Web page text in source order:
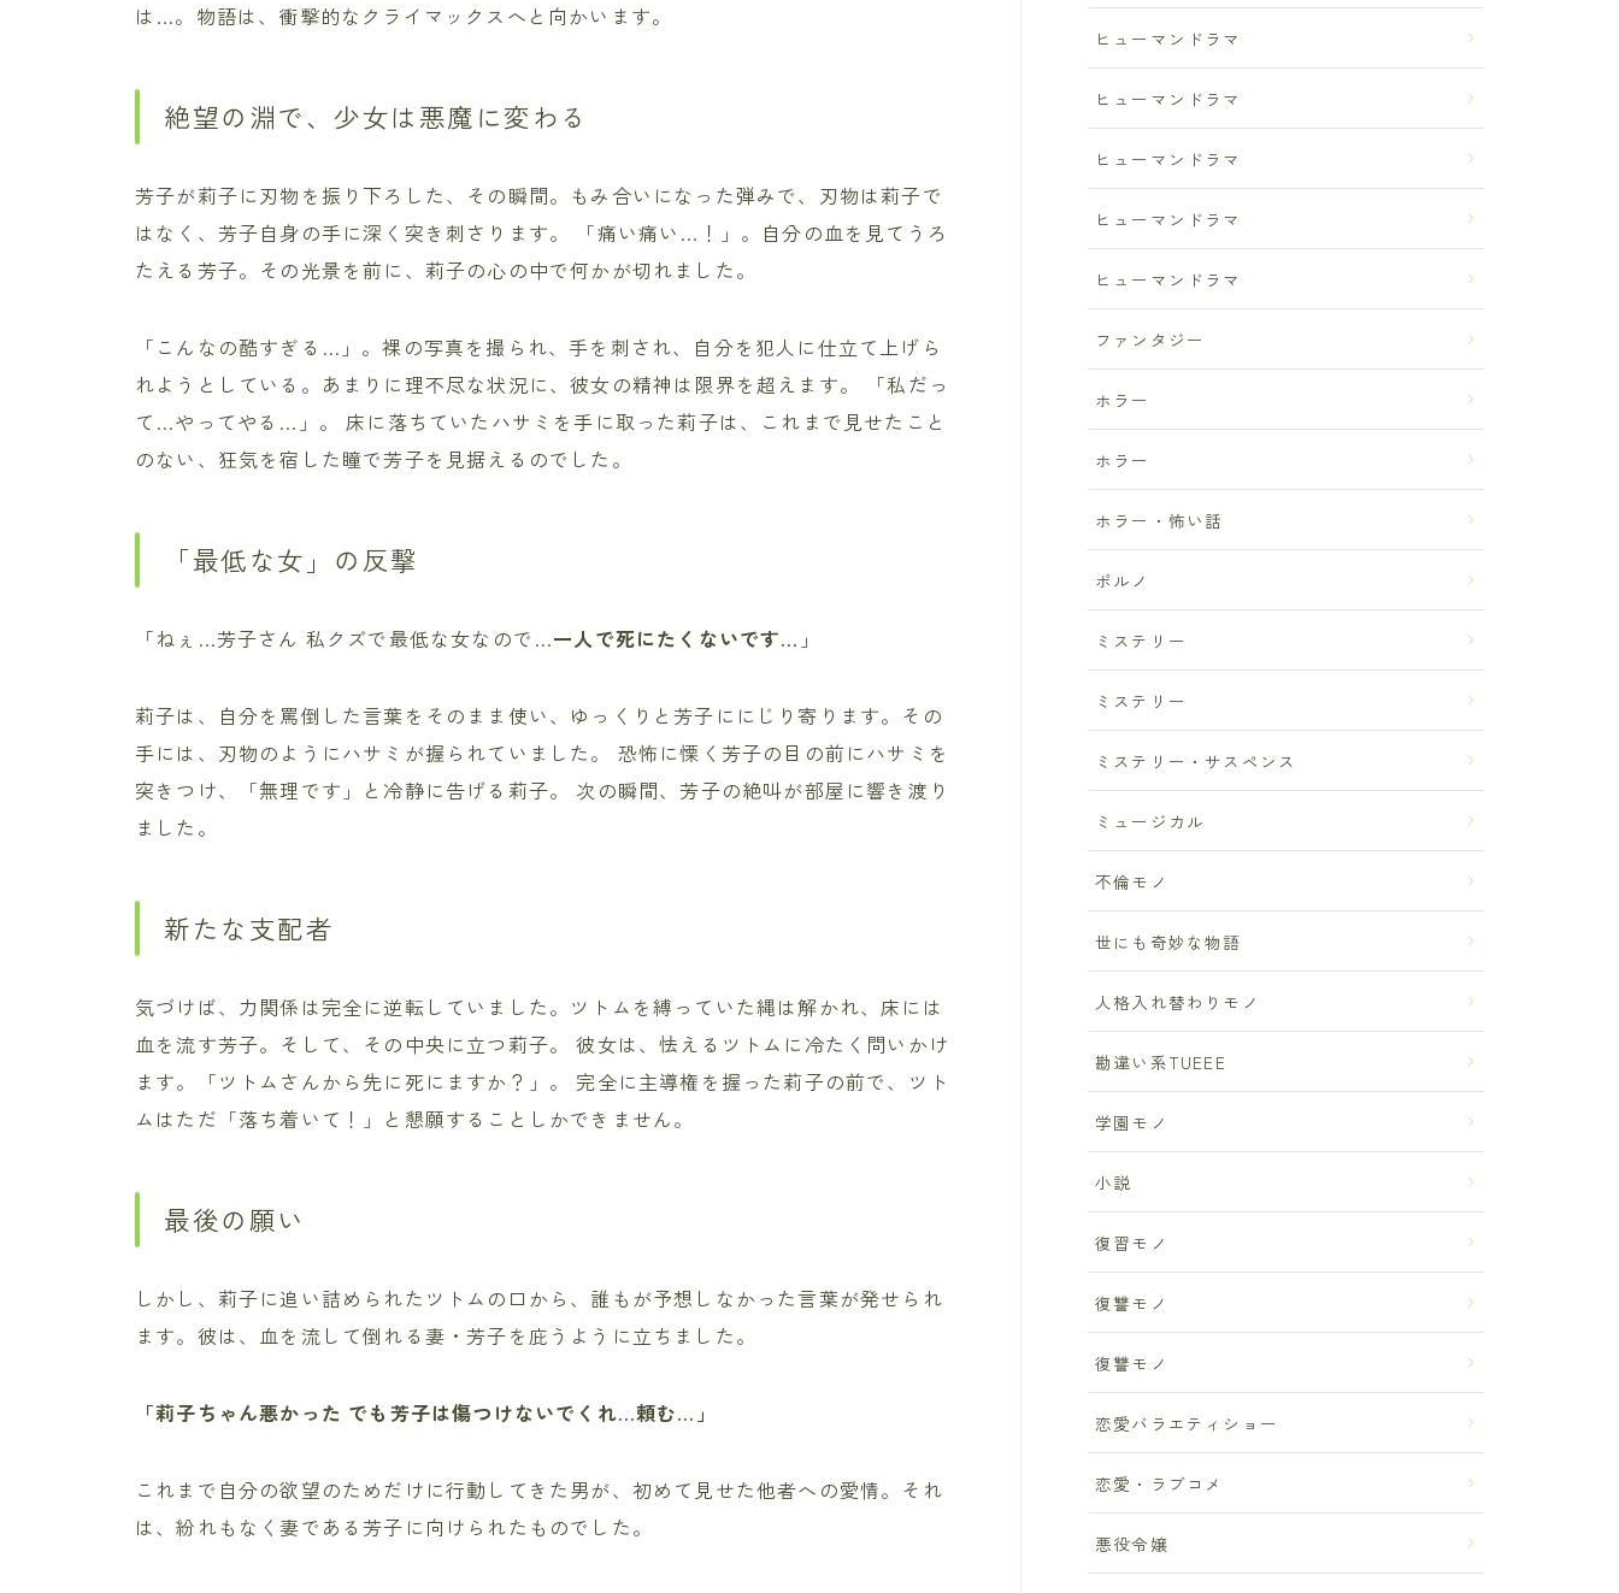
は…。物語は、衝撃的なクライマックスへと向かいます。
絶望の淵で、少女は悪魔に変わる
芳子が莉子に刃物を振り下ろした、その瞬間。もみ合いになった弾みで、刃物は莉子で
はなく、芳子自身の手に深く突き刺さります。 「痛い痛い…！」。自分の血を見てうろ
たえる芳子。その光景を前に、莉子の心の中で何かが切れました。
「こんなの酷すぎる…」。裸の写真を撮られ、手を刺され、自分を犯人に仕立て上げら
れようとしている。あまりに理不尽な状況に、彼女の精神は限界を超えます。 「私だっ
て…やってやる…」。 床に落ちていたハサミを手に取った莉子は、これまで見せたこと
のない、狂気を宿した瞳で芳子を見据えるのでした。
「最低な女」の反撃
「ねぇ…芳子さん 私クズで最低な女なので…一人で死にたくないです… 」
莉子は、自分を罵倒した言葉をそのまま使い、ゆっくりと芳子ににじり寄ります。その
手には、刃物のようにハサミが握られていました。 恐怖に慄く芳子の目の前にハサミを
突きつけ、「無理です」と冷静に告げる莉子。 次の瞬間、芳子の絶叫が部屋に響き渡り
ました。
新たな支配者
気づけば、力関係は完全に逆転していました。ツトムを縛っていた縄は解かれ、床には
血を流す芳子。そして、その中央に立つ莉子。 彼女は、怯えるツトムに冷たく問いかけ
ます。「ツトムさんから先に死にますか？」。 完全に主導権を握った莉子の前で、ツト
ムはただ「落ち着いて！」と懇願することしかできません。
最後の願い
しかし、莉子に追い詰められたツトムの口から、誰もが予想しなかった言葉が発せられ
ます。彼は、血を流して倒れる妻・芳子を庇うように立ちました。
「莉子ちゃん悪かった でも芳子は傷つけないでくれ…頼む…」
これまで自分の欲望のためだけに行動してきた男が、初めて見せた他者への愛情。それ
は、紛れもなく妻である芳子に向けられたものでした。
ヒューマンドラマ
ヒューマンドラマ
ヒューマンドラマ
ヒューマンドラマ
ヒューマンドラマ
ファンタジー
ホラー
ホラー
ホラー・怖い話
ポルノ
ミステリー
ミステリー
ミステリー・サスペンス
ミュージカル
不倫モノ
世にも奇妙な物語
人格入れ替わりモノ
勘違い系TUEEE
学園モノ
小説
復習モノ
復讐モノ
復讐モノ
恋愛バラエティショー
恋愛・ラブコメ
悪役令嬢